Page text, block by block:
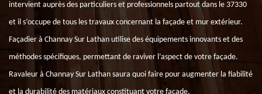
intervient auprès des particuliers et professionnels partout dans le 37330
et il s’occupe de tous les travaux concernant la façade et mur extérieur.
Façadier à Channay Sur Lathan utilise des équipements innovants et des
méthodes spécifiques, permettant de raviver l’aspect de votre façade.
Ravaleur à Channay Sur Lathan saura quoi faire pour augmenter la fiabilité
et la durabilité des matériaux constituant votre façade.